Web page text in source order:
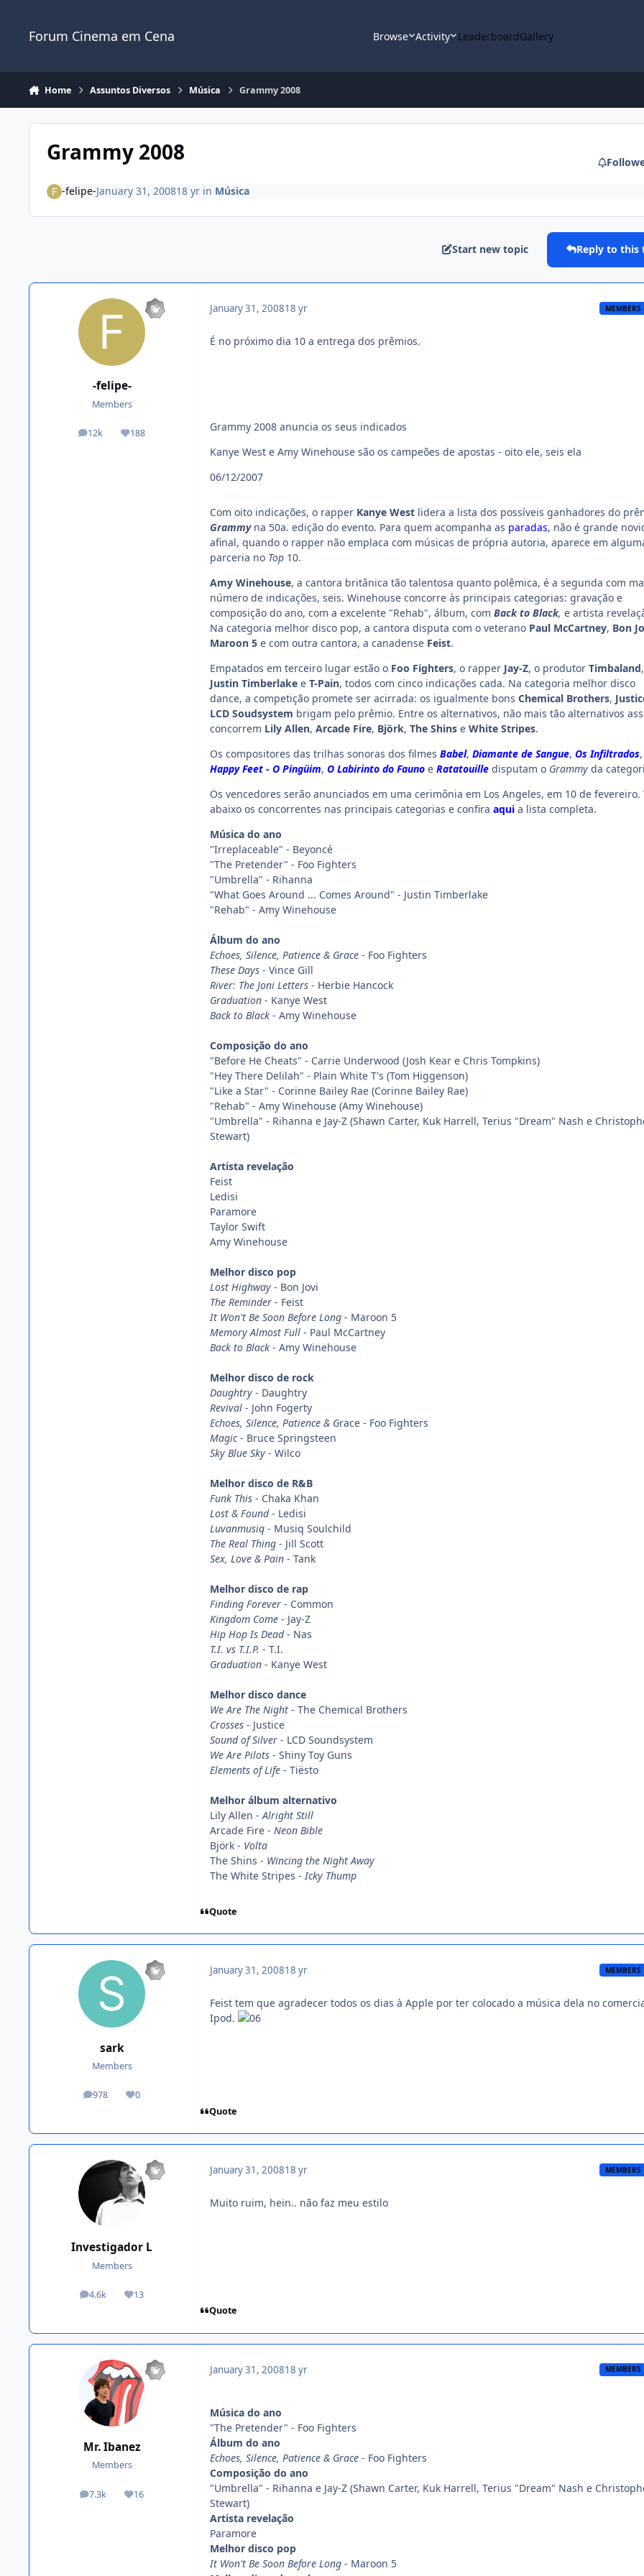
Forum Cinema em Cena Browse Activity LeaderboardGallery
Home Assuntos Diversos Música Grammy 2008
Grammy 2008
-felipe-January 31, 200818 yrin Música
Start new topic Reply to this
-felipe-
Members
12k
posts 188
Reputation
January 31, 200818 yr MEMBERS
É no próximo dia 10 a entrega dos prêmios.
Grammy 2008 anuncia os seus indicados
Kanye West e Amy Winehouse são os campeões de apostas - oito ele, seis ela
06/12/2007
Com oito indicações, o rapper Kanye West lidera a lista dos possíveis ganhadores do
Grammyna 50a. edição do evento. Para quem acompanha as paradas, não é grande
afinal, quando o rapper não emplaca com músicas de própria autoria, aparece em
parceria no Top 10.
Amy Winehouse, a cantora britânica tão talentosa quanto polêmica, é a segunda com
número de indicações, seis. Winehouse concorre às principais categorias: gravação e
composição do ano, com a excelente "Rehab", álbum, com Back to Black, e artista
Na categoria melhor disco pop, a cantora disputa com o veterano Paul McCartney, Bon
Maroon 5 e com outra cantora, a canadense Feist.
Empatados em terceiro lugar estão o Foo Fighters, o rapper Jay-Z, o produtor Timbaland,
Justin Timberlake e T-Pain, todos com cinco indicações cada. Na categoria melhor disco
dance, a competição promete ser acirrada: os igualmente bons Chemical Brothers,
LCD Soudsystem brigam pelo prêmio. Entre os alternativos, não mais tão alternativos
concorrem Lily Allen, Arcade Fire, Björk, The Shins e White Stripes.
Os compositores das trilhas sonoras dos filmes Babel, Diamante de Sangue, Os Infiltrados,
Happy Feet - O Pingüim, O Labirinto do Fauno e Ratatouille disputam o Grammy da
Os vencedores serão anunciados em uma cerimônia em Los Angeles, em 10 de fevereiro.
abaixo os concorrentes nas principais categorias e confira aqui a lista completa.
Música do ano
"Irreplaceable" - Beyoncé
"The Pretender" - Foo Fighters
"Umbrella" - Rihanna
"What Goes Around ... Comes Around" - Justin Timberlake
"Rehab" - Amy Winehouse
Álbum do ano
Echoes, Silence, Patience & Grace - Foo Fighters
These Days - Vince Gill
River: The Joni Letters - Herbie Hancock
Graduation - Kanye West
Back to Black - Amy Winehouse
Composição do ano
"Before He Cheats" - Carrie Underwood (Josh Kear e Chris Tompkins)
"Hey There Delilah" - Plain White T's (Tom Higgenson)
"Like a Star" - Corinne Bailey Rae (Corinne Bailey Rae)
"Rehab" - Amy Winehouse (Amy Winehouse)
"Umbrella" - Rihanna e Jay-Z (Shawn Carter, Kuk Harrell, Terius "Dream" Nash e
Stewart)
Artista revelação
Feist
Ledisi
Paramore
Taylor Swift
Amy Winehouse
Melhor disco pop
Lost Highway - Bon Jovi
The Reminder - Feist
It Won't Be Soon Before Long - Maroon 5
Memory Almost Full - Paul McCartney
Back to Black - Amy Winehouse
Melhor disco de rock
Daughtry - Daughtry
Revival - John Fogerty
Echoes, Silence, Patience & Grace - Foo Fighters
Magic- Bruce Springsteen
Sky Blue Sky - Wilco
Melhor disco de R&B
Funk This - Chaka Khan
Lost & Found- Ledisi
Luvanmusiq - Musiq Soulchild
The Real Thing - Jill Scott
Sex, Love & Pain - Tank
Melhor disco de rap
Finding Forever - Common
Kingdom Come - Jay-Z
Hip Hop Is Dead- Nas
T.I. vs T.I.P. - T.I.
Graduation - Kanye West
Melhor disco dance
We Are The Night - The Chemical Brothers
Crosses - Justice
Sound of Silver - LCD Soundsystem
We Are Pilots - Shiny Toy Guns
Elements of Life - Tiësto
Melhor álbum alternativo
Lily Allen -Alright Still
Arcade Fire - Neon Bible
Björk - Volta
The Shins - Wincing the Night Away
The White Stripes -Icky Thump
Quote
sark
Members
978
posts 0
Reputation
January 31, 200818 yr MEMBERS
Feist tem que agradecer todos os dias à Apple por ter colocado a música dela no
Ipod.
Quote
Investigador L
Members
4.6k
posts 13
Reputation
January 31, 200818 yr MEMBERS
Muito ruim, hein.. não faz meu estilo
Quote
Mr. Ibanez
Members
7.3k
posts 16
Reputation
January 31, 200818 yr MEMBERS
Música do ano
"The Pretender" - Foo Fighters
Álbum do ano
Echoes, Silence, Patience & Grace - Foo Fighters
Composição do ano
"Umbrella" - Rihanna e Jay-Z (Shawn Carter, Kuk Harrell, Terius "Dream" Nash e
Stewart)
Artista revelação
Paramore
Melhor disco pop
It Won't Be Soon Before Long - Maroon 5